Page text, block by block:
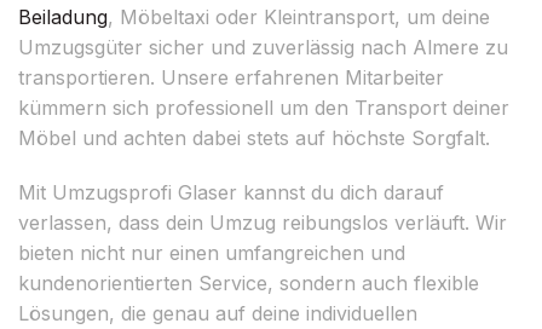
Beiladung, Möbeltaxi oder Kleintransport, um deine
Umzugsgüter sicher und zuverlässig nach Almere zu
transportieren. Unsere erfahrenen Mitarbeiter
kümmern sich professionell um den Transport deiner
Möbel und achten dabei stets auf höchste Sorgfalt.
Mit Umzugsprofi Glaser kannst du dich darauf
verlassen, dass dein Umzug reibungslos verläuft. Wir
bieten nicht nur einen umfangreichen und
kundenorientierten Service, sondern auch flexible
Lösungen, die genau auf deine individuellen